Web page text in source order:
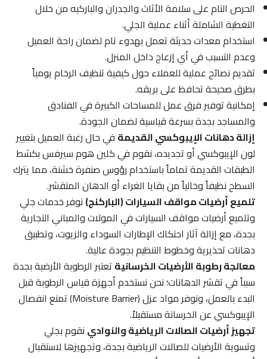
الحرص التام على سلامة الأثاث والجدران والباركيه من خلال
التغطية الشاملة أثناء عملية الجلي.
استخدام معدات حديثة تعمل بهدوء تام لضمان راحة العميل
وعدم التسبب في أي إزعاج داخل المنزل.
تقديم نصائح عملية للعملاء حول كيفية تنظيف الرخام يومياً
بطرق صحيحة تحافظ على بريقه.
إمكانية توفير فرق عمل للمساحات الكبيرة في الفنادق
والمساجد بجدة بسرعة قياسية لضمان الجودة.
إزالة دهانات الإيبوكسي القديمةفي حال رغبة العميل بتغيير
لون الإيبوكسي أو تجديده، نقوم في كلين هوم سيرفس بكشط
الطبقات القديمة تماماً باستخدام رؤوس صنفرة خشنة، مما يترك
السطح نظيفاً وخالياً من بقايا الغراء أو الدهان المتقشر.
تلميع أرضيات مواقف السيارات (الباركنج)نوفر خدمات جلي
وتلميع أرضيات مواقف السيارات في المولات والمباني التجارية
بجدة، مع إزالة آثار احتكاك الإطارات السوداء والزيوت، وتطبيق
دهانات تحذيرية وخطوط التنظيم بجودة عالية.
معالجة رطوبة الأرضيات الخرسانيةتعتبر الرطوبة الأرضية بجدة
سبباً في تقشر الدهانات؛ نحن نستخدم أجهزة قياس الرطوبة قبل
البدء بالعمل، ونوفر مواد عزل (Moisture Barrier) تمنع انفصال
الإيبوكسي عن الخرسانة مستقبلاً.
تجهيز أرضيات الصالات الرياضية والنوادينقوم بجلي
وتسوية الأرضيات للصالات الرياضية بجدة، وتجهيزها لاستقبال